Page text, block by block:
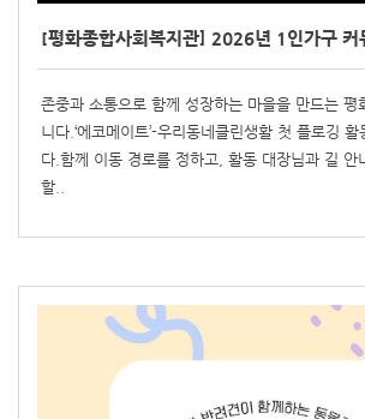
[평화종합사회복지관] 2026년 1인가구 커
존중과 소통으로 함께 성장하는 마을을 만드는 평
니다.‘에코메이트’-우리동네클린생활 첫 플로깅 활
다.함께 이동 경로를 정하고, 활동 대장님과 길 안
할..